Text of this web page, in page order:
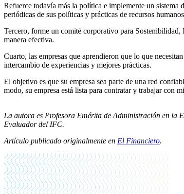
Refuerce todavía más la política e implemente un sistema
periódicas de sus políticas y prácticas de recursos
Tercero, forme un comité corporativo para
manera efectiva.
Cuarto, las empresas que aprendieron que lo que
intercambio de experiencias y mejores prácticas.
El objetivo es que su empresa sea parte de una red
modo, su empresa está lista para contratar y trabajar con
La autora es Profesora Emérita de Administración en la
Evaluador del IFC.
Artículo publicado originalmente en El Financiero.